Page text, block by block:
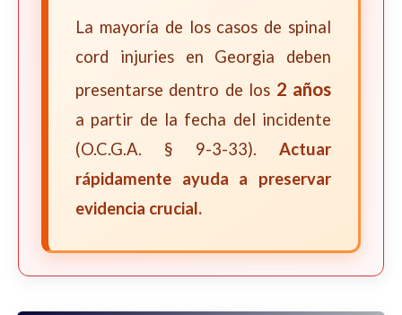
La mayoría de los casos de spinal
cord injuries en Georgia deben
presentarse dentro de los 2 años
a partir de la fecha del incidente
(O.C.G.A. § 9-3-33). Actuar
rápidamente ayuda a preservar
evidencia crucial.